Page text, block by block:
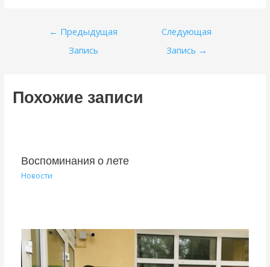
Навигация
← Предыдущая
Запись
Следующая
Запись →
Похожие записи
Воспоминания о лете
Новости